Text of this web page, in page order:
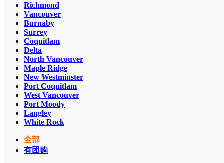
Richmond
Vancouver
Burnaby
Surrey
Coquitlam
Delta
North Vancouver
Maple Ridge
New Westminster
Port Coquitlam
West Vancouver
Port Moody
Langley
White Rock
全部
有团购